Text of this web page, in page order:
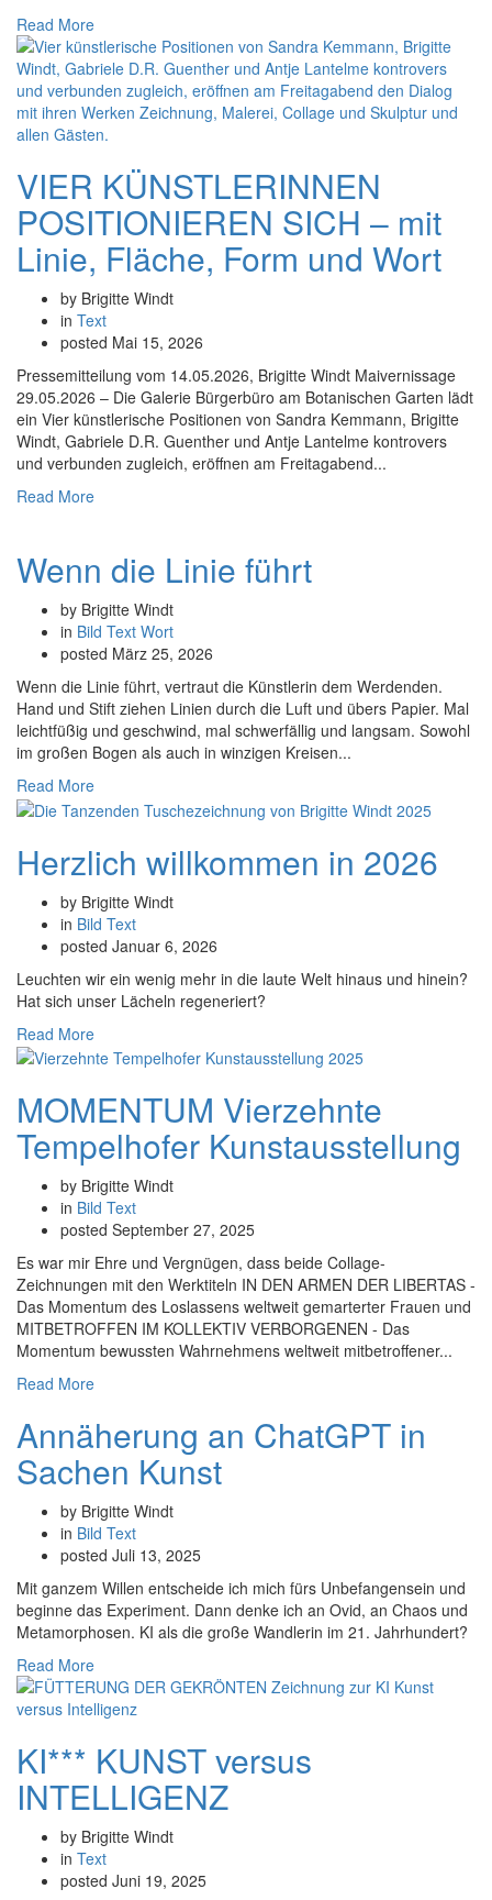
Read More
VIER KÜNSTLERINNEN
POSITIONIEREN SICH – mit
Linie, Fläche, Form und Wort
by Brigitte Windt
in Text
posted Mai 15, 2026
Pressemitteilung vom 14.05.2026, Brigitte Windt Maivernissage
29.05.2026 – Die Galerie Bürgerbüro am Botanischen Garten lädt
ein Vier künstlerische Positionen von Sandra Kemmann, Brigitte
Windt, Gabriele D.R. Guenther und Antje Lantelme kontrovers
und verbunden zugleich, eröffnen am Freitagabend...
Read More
Wenn die Linie führt
by Brigitte Windt
in Bild Text Wort
posted März 25, 2026
Wenn die Linie führt, vertraut die Künstlerin dem Werdenden.
Hand und Stift ziehen Linien durch die Luft und übers Papier. Mal
leichtfüßig und geschwind, mal schwerfällig und langsam. Sowohl
im großen Bogen als auch in winzigen Kreisen...
Read More
Herzlich willkommen in 2026
by Brigitte Windt
in Bild Text
posted Januar 6, 2026
Leuchten wir ein wenig mehr in die laute Welt hinaus und hinein?
Hat sich unser Lächeln regeneriert?
Read More
MOMENTUM Vierzehnte
Tempelhofer Kunstausstellung
by Brigitte Windt
in Bild Text
posted September 27, 2025
Es war mir Ehre und Vergnügen, dass beide Collage-
Zeichnungen mit den Werktiteln IN DEN ARMEN DER LIBERTAS -
Das Momentum des Loslassens weltweit gemarterter Frauen und
MITBETROFFEN IM KOLLEKTIV VERBORGENEN - Das
Momentum bewussten Wahrnehmens weltweit mitbetroffener...
Read More
Annäherung an ChatGPT in
Sachen Kunst
by Brigitte Windt
in Bild Text
posted Juli 13, 2025
Mit ganzem Willen entscheide ich mich fürs Unbefangensein und
beginne das Experiment. Dann denke ich an Ovid, an Chaos und
Metamorphosen. KI als die große Wandlerin im 21. Jahrhundert?
Read More
KI*** KUNST versus
INTELLIGENZ
by Brigitte Windt
in Text
posted Juni 19, 2025